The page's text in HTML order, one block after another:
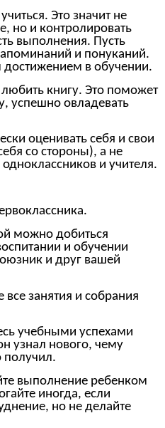
Это значит не
но и контролировать
выполнения. Пусть
и понуканий.
в обучении.
любить книгу. Это поможет
успешно овладевать
оценивать себя и свои
со стороны), а не
и учителя.
можно добиться
и обучении
и друг вашей
занятия и собрания
учебными успехами
узнал нового, чему
получил.
выполнение ребенком
иногда, если
но не делайте